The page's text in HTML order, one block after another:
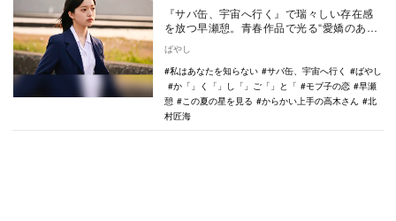
『サバ缶、宇宙へ行く』で瑞々しい存在感
を放つ早瀬憩。青春作品で光る“愛嬌のある
紐解く。
ばやし
私はあなたを知らない
サバ缶、宇宙へ行く
ばやし
か「」く「」し「」ご「」と「
モブ子の恋
早瀬
憩
この夏の星を見る からかい上手の高木さん
北
村匠海